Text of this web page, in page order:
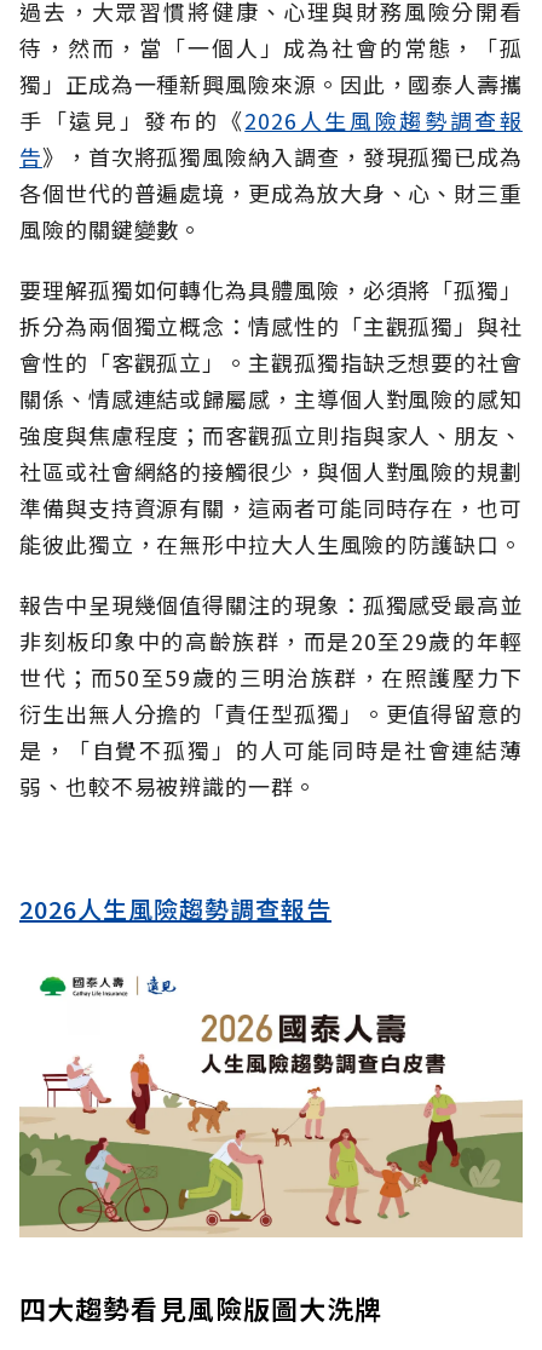
過去，大眾習慣將健康、心理與財務風險分開看
待，然而，當「一個人」成為社會的常態，「孤
獨」正成為一種新興風險來源。因此，國泰人壽攜
手「遠見」發布的《2026人生風險趨勢調查報
告》，首次將孤獨風險納入調查，發現孤獨已成為
各個世代的普遍處境，更成為放大身、心、財三重
風險的關鍵變數。
要理解孤獨如何轉化為具體風險，必須將「孤獨」
拆分為兩個獨立概念：情感性的「主觀孤獨」與社
會性的「客觀孤立」。主觀孤獨指缺乏想要的社會
關係、情感連結或歸屬感，主導個人對風險的感知
強度與焦慮程度；而客觀孤立則指與家人、朋友、
社區或社會網絡的接觸很少，與個人對風險的規劃
準備與支持資源有關，這兩者可能同時存在，也可
能彼此獨立，在無形中拉大人生風險的防護缺口。
報告中呈現幾個值得關注的現象：孤獨感受最高並
非刻板印象中的高齡族群，而是20至29歲的年輕
世代；而50至59歲的三明治族群，在照護壓力下
衍生出無人分擔的「責任型孤獨」。更值得留意的
是，「自覺不孤獨」的人可能同時是社會連結薄
弱、也較不易被辨識的一群。
2026人生風險趨勢調查報告
四大趨勢看見風險版圖大洗牌